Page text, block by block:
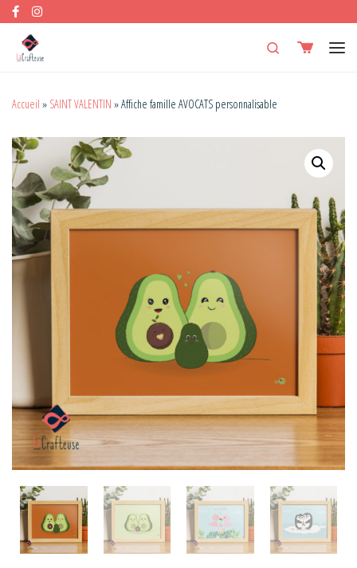
Skip to content
Search
Accueil » SAINT VALENTIN »Affiche famille AVOCATS personnalisable